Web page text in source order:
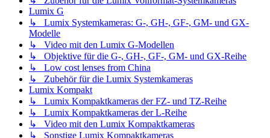
Lumix G
↳ Lumix Systemkameras: G-, GH-, GF-, GM- und GX-
Modelle
↳ Video mit den Lumix G-Modellen
↳ Objektive für die G-, GH-, GF-, GM- und GX-Reihe
↳ Low cost lenses from China
↳ Zubehör für die Lumix Systemkameras
Lumix Kompakt
↳ Lumix Kompaktkameras der FZ- und TZ-Reihe
↳ Lumix Kompaktkameras der L-Reihe
↳ Video mit den Lumix Kompaktkameras
↳ Sonstige Lumix Kompaktkameras